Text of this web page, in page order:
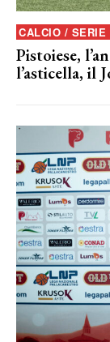
CALCIO / SERIE
Pistoiese,
l’asticella, il